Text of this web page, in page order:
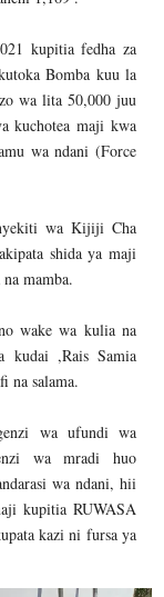
kupitia fedha za
Bomba kuu la
wa lita 50,000 juu
kuchotea maji kwa
wa ndani (Force
wa Kijiji Cha
shida ya maji
mamba.
wake wa kulia na
kudai ,Rais Samia
na salama.
wa ufundi wa
wa mradi huo
wa ndani, hii
kupitia RUWASA
kazi ni fursa ya